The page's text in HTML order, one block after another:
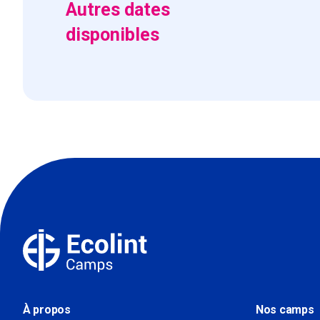
Autres dates
disponibles
À propos Nos camps